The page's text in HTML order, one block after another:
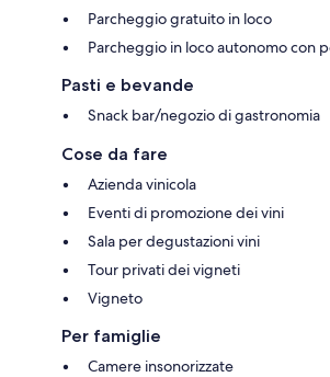
Parcheggio gratuito in loco
Parcheggio in loco autonomo con
Pasti e bevande
Snack bar/negozio di gastronomia
Cose da fare
Azienda vinicola
Eventi di promozione dei vini
Sala per degustazioni vini
Tour privati dei vigneti
Vigneto
Per famiglie
Camere insonorizzate